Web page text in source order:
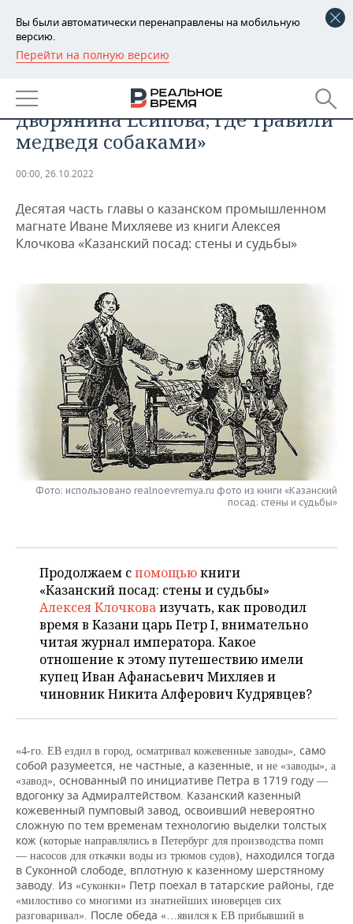
Вы были автоматически перенаправлены на мобильную
версию.
Перейти на полную версию
РЕГИОНЫ
БАШКОРТОСТАН
ТАТАРСТАН
НОВОСТИ
АНАЛИТИКА
ДЕКЛАРАЦИИ О ДОХОДАХ
КОРОЛИ ГОСЗАКАЗА ПФО
КОМУ ПРИНАДЛЕЖАТ
ТОРГОВЫЕ ЦЕНТРЫ
ТАТАРСТАНА
НОВОСТИ ЭКОНОМИКИ
ФИНАНСЫ
ИНВЕСТИЦИИ
ПРОМЫШЛЕННОСТЬ
НОВОСТИ
ПРОМЫШЛЕННОСТИ
АГРОПРОМ
МАШИНОСТРОЕНИЕ
НЕФТЕХИМИЯ
НЕФТЬ
ЭНЕРГЕТИКА
НЕДВИЖИМОСТЬ
НОВОСТИ АВТО
НОВОСТИ БИЗНЕСА
РОЗНИЧНАЯ ТОРГОВЛЯ
ТРАНСПОРТ
УСЛУГИ
ТЕХНОЛОГИИ
НОВОСТИ ТЕХНОЛОГИЙ
МЕДИА
ТЕЛЕКОММУНИКАЦИИ
МЕРОПРИЯТИЯ
НОВОСТИ МЕРОПРИЯТИЙ
ВЫЕЗДНАЯ РЕДАКЦИЯ
БИЗНЕС-БРАНЧИ
НОВОСТИ СПОРТА
ФУТБОЛ
ВОЛЕЙБОЛ
КИБЕРСПОРТ
ФИГУРНОЕ КАТАНИЕ
ХОККЕЙ С МЯЧОМ
ОБЩЕСТВО
НОВОСТИ ОБЩЕСТВА
ИСТОРИЯ
КУЛЬТУРА
МЕДИЦИНА
ПРОИСШЕСТВИЯ
ФОТОГАЛЕРЕЯ
СПРАВОЧНИК
СПИСОК ПЕРСОН
СПИСОК КОМПАНИЙ
ПОЛНАЯ ВЕРСИЯ
«Его Величество были в гостях у
дворянина Есипова, где травили
медведя собаками»
00:00, 26.10.2022
Десятая часть главы о казанском промышленном
магнате Иване Михляеве из книги Алексея
Клочкова «Казанский посад: стены и судьбы»
Фото: использовано realnoevremya.ru фото из книги «Казанский
посад: стены и судьбы»
Продолжаем спомощьюкниги
«Казанский посад: стены и судьбы»
Алексея Клочковаизучать, как проводил
время в Казани царь Петр I, внимательно
читая журнал императора. Какое
отношение к этому путешествию имели
купец Иван Афанасьевич Михляев и
чиновник Никита Алферович Кудрявцев?
«4-го. ЕВ ездил в город, осматривал кожевенные заводы», само
собой разумеется, не частные, а казенные, и не «заводы», а
«завод», основанный по инициативе Петра в 1719 году —
вдогонку за Адмиралтейством. Казанский казенный
кожевенный пумповый завод, освоивший невероятно
сложную по тем временам технологию выделки толстых
кож (которые направлялись в Петербург для производства помп
— насосов для откачки воды из трюмов судов), находился тогда
в Суконной слободе, вплотную к казенному шерстяному
заводу. Из «суконки» Петр поехал в татарские районы, где
«милостиво со многими из знатнейших иноверцев сих
разговаривал». После обеда «…явился к ЕВ прибывший в